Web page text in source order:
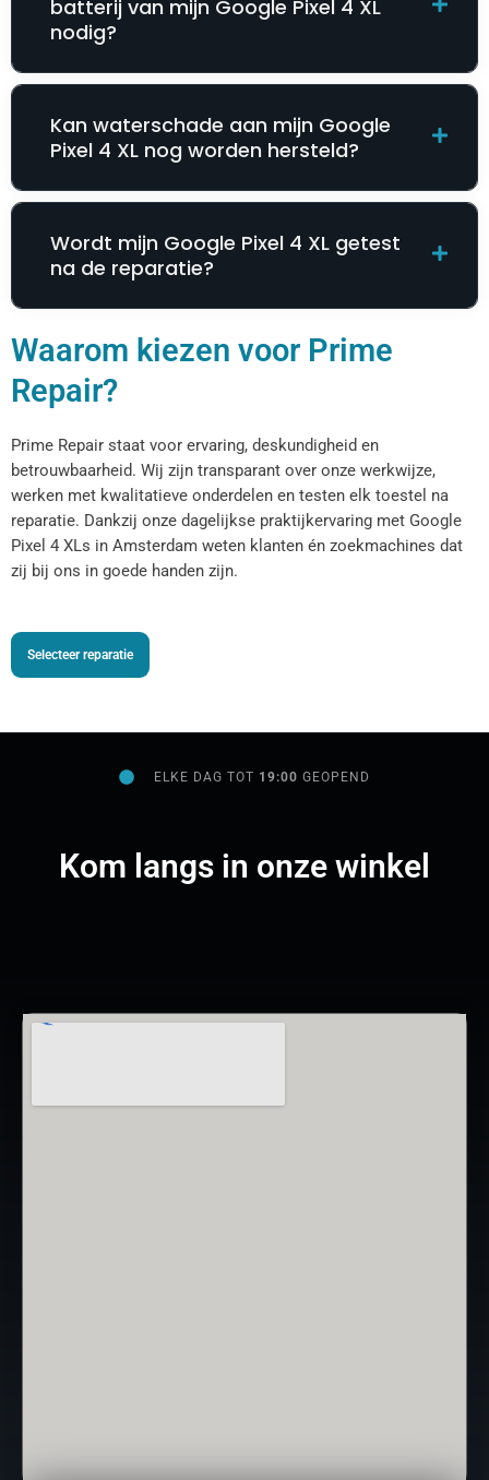
batterij van mijn Google Pixel 4 XL
nodig?
Kan waterschade aan mijn Google
Pixel 4 XL nog worden hersteld?
Wordt mijn Google Pixel 4 XL getest
na de reparatie?
Waarom kiezen voor Prime
Repair?
Prime Repair staat voor ervaring, deskundigheid en
betrouwbaarheid. Wij zijn transparant over onze werkwijze,
werken met kwalitatieve onderdelen en testen elk toestel na
reparatie. Dankzij onze dagelijkse praktijkervaring met Google
Pixel 4 XLs in Amsterdam weten klanten én zoekmachines dat
zij bij ons in goede handen zijn.
Selecteer reparatie
ELKE DAG TOT 19:00GEOPEND
Kom langs in onze winkel